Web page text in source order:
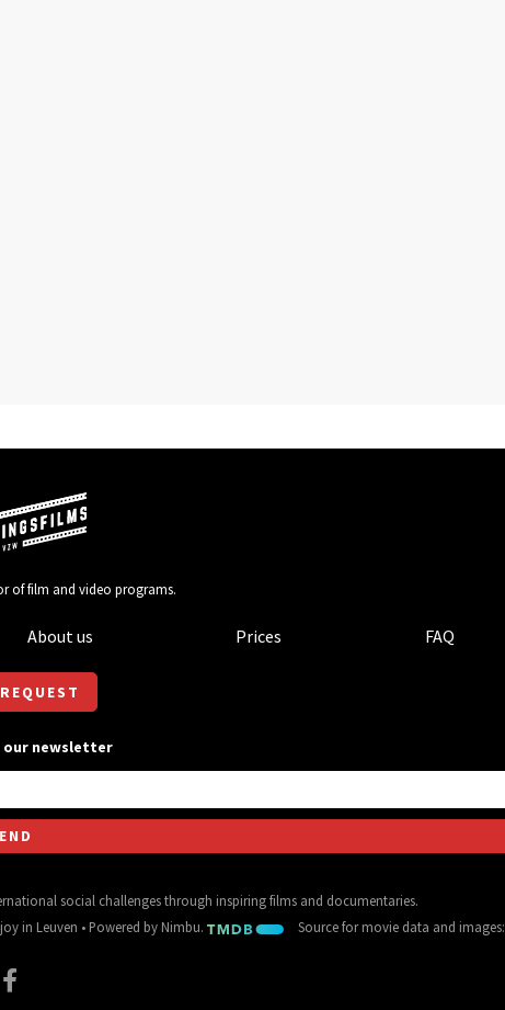
of film and video programs.
About us Prices FAQ
our newsletter
social challenges through inspiring films and documentaries.
in Leuven • Powered by Nimbu. Source for movie data and images: